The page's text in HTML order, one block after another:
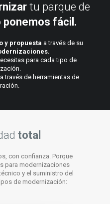
tu parque de
ponemos fácil.
y propuesta a través de su
para cada tipo de
través de herramientas de
total
con confianza. Porque
para modernizaciones
y el suministro del
de modernización: